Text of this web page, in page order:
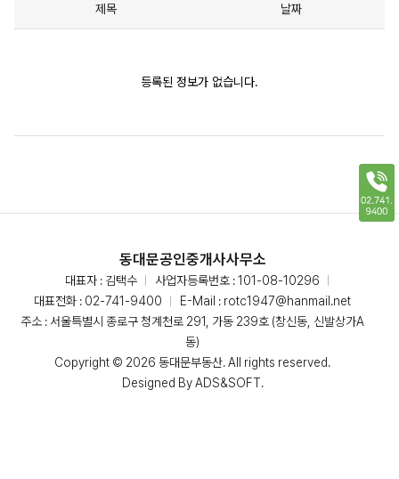
제목 날짜
등록된 정보가 없습니다.
동대문공인중개사사무소
대표자 : 김택수
사업자등록번호 : 101-08-10296
대표전화 : 02-741-9400 E-Mail : rotc1947@hanmail.net
주소 : 서울특별시 종로구 청계천로 291, 가동 239호 (창신동, 신발상가A
동)
Copyright © 2026 동대문부동산. All rights reserved.
Designed ByADS&SOFT.